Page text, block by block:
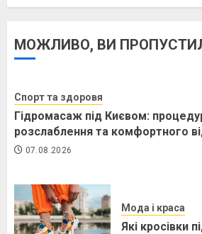
МОЖЛИВО, ВИ
Спорт та здоровя
Гідромасаж під Києвом:
розслаблення та комфортного
07.08.2026
Мода і краса
Які кросівки